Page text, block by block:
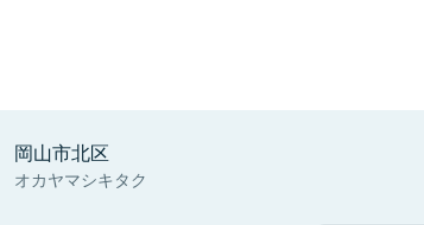
岡山市北区
オカヤマシキタク